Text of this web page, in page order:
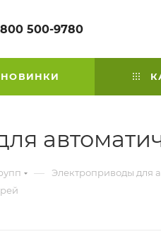
500-9780
НОВИНКИ
— Электроприводы для